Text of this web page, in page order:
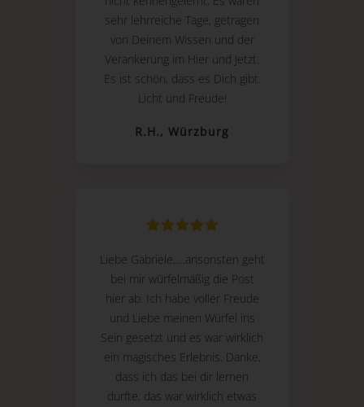
sehr lehrreiche Tage, getragen
von Deinem Wissen und der
Verankerung im Hier und Jetzt.
Es ist schön, dass es Dich gibt.
Licht und Freude!
R.H., Würzburg
Liebe Gabriele,....ansonsten geht
bei mir würfelmäßig die Post
hier ab. Ich habe voller Freude
und Liebe meinen Würfel ins
Sein gesetzt und es war wirklich
ein magisches Erlebnis. Danke,
dass ich das bei dir lernen
durfte, das war wirklich etwas